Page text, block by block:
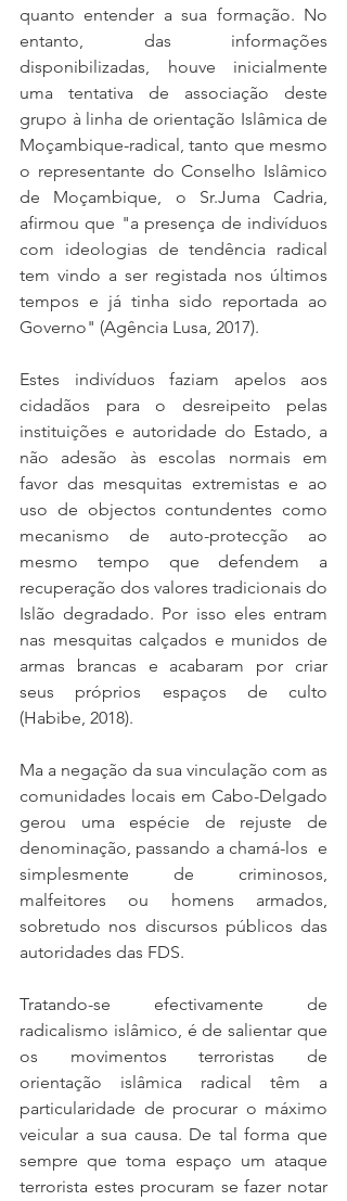
quanto entender a sua formação. No
entanto, das informações
disponibilizadas, houve inicialmente
uma tentativa de associação deste
grupo à linha de orientação Islâmica de
Moçambique-radical, tanto que mesmo
o representante do Conselho Islâmico
de Moçambique, o Sr.Juma Cadria,
afirmou que "a presença de indivíduos
com ideologias de tendência radical
tem vindo a ser registada nos últimos
tempos e já tinha sido reportada ao
Governo" (Agência Lusa, 2017).
Estes indivíduos faziam apelos aos
cidadãos para o desreipeito pelas
instituições e autoridade do Estado, a
não adesão às escolas normais em
favor das mesquitas extremistas e ao
uso de objectos contundentes como
mecanismo de auto-protecção ao
mesmo tempo que defendem a
recuperação dos valores tradicionais do
Islão degradado. Por isso eles entram
nas mesquitas calçados e munidos de
armas brancas e acabaram por criar
seus próprios espaços de culto
(Habibe, 2018).
Ma a negação da sua vinculação com as
comunidades locais em Cabo-Delgado
gerou uma espécie de rejuste de
denominação, passando a chamá-los  e
simplesmente de criminosos,
malfeitores ou homens armados,
sobretudo nos discursos públicos das
autoridades das FDS.
Tratando-se efectivamente de
radicalismo islâmico, é de salientar que
os movimentos terroristas de
orientação islâmica radical têm a
particularidade de procurar o máximo
veicular a sua causa. De tal forma que
sempre que toma espaço um ataque
terrorista estes procuram se fazer notar